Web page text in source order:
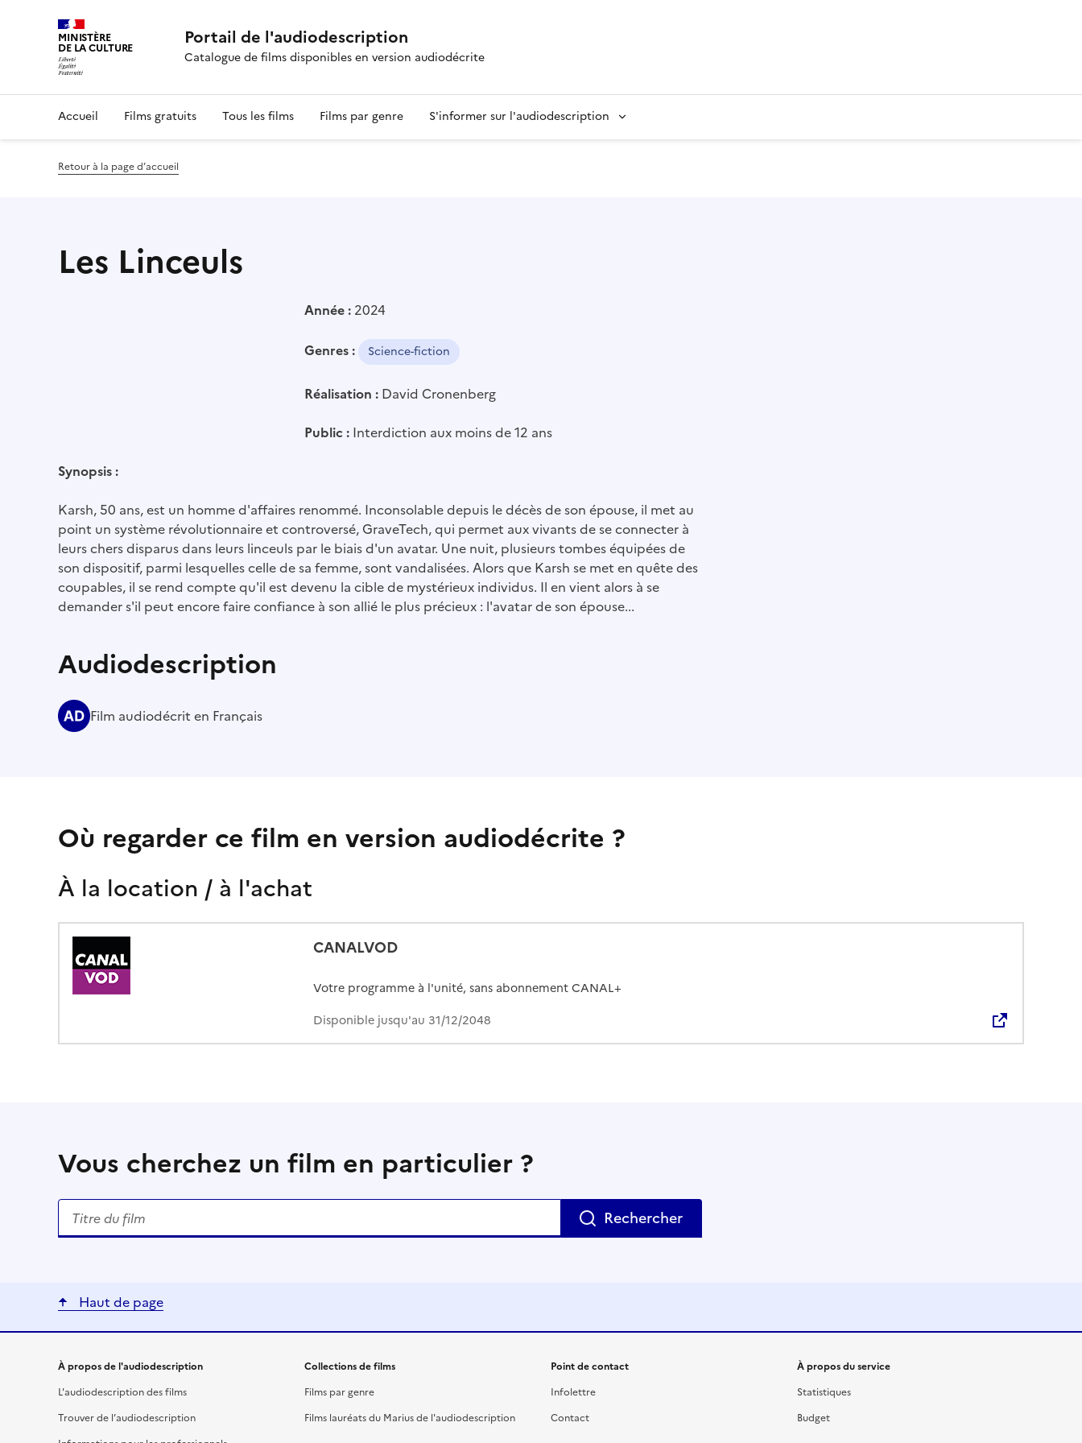
MINISTÈRE
DE LA CULTURE Portail de l'audiodescription
Catalogue de films disponibles en version audiodécrite
Accueil Films gratuits Tous les films Films par genre S'informer sur l'audiodescription
Retour à la page d’accueil
Les Linceuls
Année : 2024
Genres : Science-fiction
Réalisation : David Cronenberg
Public : Interdiction aux moins de 12 ans
Synopsis :
Karsh, 50 ans, est un homme d'affaires renommé. Inconsolable depuis le décès de son épouse, il met au
point un système révolutionnaire et controversé, GraveTech, qui permet aux vivants de se connecter à
leurs chers disparus dans leurs linceuls par le biais d'un avatar. Une nuit, plusieurs tombes équipées de
son dispositif, parmi lesquelles celle de sa femme, sont vandalisées. Alors que Karsh se met en quête des
coupables, il se rend compte qu'il est devenu la cible de mystérieux individus. Il en vient alors à se
demander s'il peut encore faire confiance à son allié le plus précieux : l'avatar de son épouse...
Audiodescription
Film audiodécrit en Français
Où regarder ce film en version audiodécrite ?
À la location / à l'achat
CANALVOD
Votre programme à l'unité, sans abonnement CANAL+
Disponible jusqu'au 31/12/2048
Vous cherchez un film en particulier ?
Rechercher un titre de film Rechercher
Haut de page
Liens utiles
À propos de l'audiodescription
L'audiodescription des films
Trouver de l’audiodescription
Collections de films
Films par genre
Films lauréats du Marius de l'audiodescription
Point de contact
Infolettre
Contact
À propos du service
Statistiques
Budget